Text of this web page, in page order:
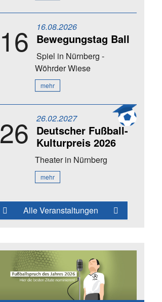
16 16.08.2026
Bewegungstag Ball
Spiel in Nürnberg -
Wöhrder Wiese
mehr
26 26.02.2027
Deutscher Fußball-
Kulturpreis 2026
Theaterin Nürnberg
mehr
Alle Veranstaltungen